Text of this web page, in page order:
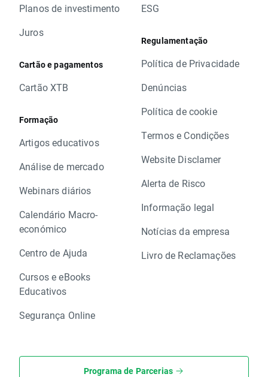
Planos de investimento
Juros
Cartão e pagamentos
Cartão XTB
Formação
Artigos educativos
Análise de mercado
Webinars diários
Calendário Macro-
económico
Centro de Ajuda
Cursos e eBooks
Educativos
Segurança Online
ESG
Regulamentação
Política de Privacidade
Denúncias
Política de cookie
Termos e Condições
Website Disclamer
Alerta de Risco
Informação legal
Notícias da empresa
Livro de Reclamações
Programa de Parcerias